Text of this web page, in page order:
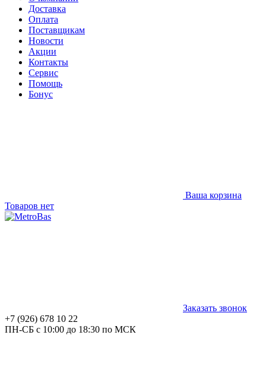
Доставка
Оплата
Поставщикам
Новости
Акции
Контакты
Сервис
Помощь
Бонус
Ваша корзина
Товаров нет
Заказать звонок
+7 (926) 678 10 22
ПН-СБ с 10:00 до 18:30 по МСК